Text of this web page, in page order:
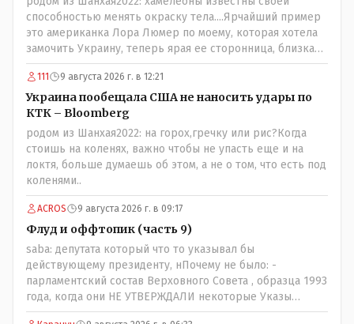
способностью менять окраску тела....Ярчайший пример
это американка Лора Люмер по моему, которая хотела
замочить Украину, теперь ярая ее сторонница, близкая
к Трампу. Ну и западные страны тем более, которые
предоставляли Зеленскому убежище, чтоб он бежал и
которые развернулись потом на 180 или 360 градусов,
посмотрев на того, как он не сдался, но ты же там сам
живешь и многое знаешь о тех, на кого работаешь.. Это
просто прагматизм и ничего личного. Победим мы, они
встанут под нас и наоборот и все это понимают..
111 9 августа 2026 г. в 12:21
Украина пообещала США не наносить удары по
КТК – Bloomberg
родом из Шанхая2022: на горох,гречку или рис?Когда
стоишь на коленях, важно чтобы не упасть еще и на
локтя, больше думаешь об этом, а не о том, что есть под
коленями..
ACROS 9 августа 2026 г. в 09:17
Флуд и оффтопик (часть 9)
saba: депутата который что то указывал бы
действующему президенту, нПочему не было: -
парламентский состав Верховного Совета , образца 1993
года, когда они НЕ УТВЕРЖДАЛИ некоторые Указы
Назарбаева, особенно в части выборов и перевыборов и